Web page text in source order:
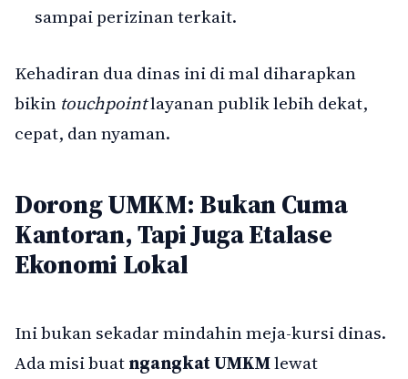
sampai perizinan terkait.
Kehadiran dua dinas ini di mal diharapkan
bikin touchpointlayanan publik lebih dekat,
cepat, dan nyaman.
Dorong UMKM: Bukan Cuma
Kantoran, Tapi Juga Etalase
Ekonomi Lokal
Ini bukan sekadar mindahin meja-kursi dinas.
Ada misi buatngangkat UMKMlewat